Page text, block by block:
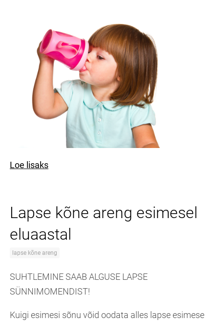
Loe lisaks
Lapse kõne areng esimesel
eluaastal
lapse kõne areng
SUHTLEMINE SAAB ALGUSE LAPSE
SÜNNIMOMENDIST!
Kuigi esimesi sõnu võid oodata alles lapse esimese